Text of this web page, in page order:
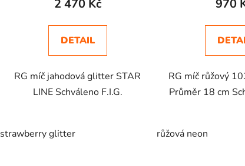
2 470 Kč
DETAIL
RG míč jahodová glitter STAR
LINE Schváleno F.I.G.
strawberry glitter
970
RG míč růžový
Průměr 18 cm
růžová neon